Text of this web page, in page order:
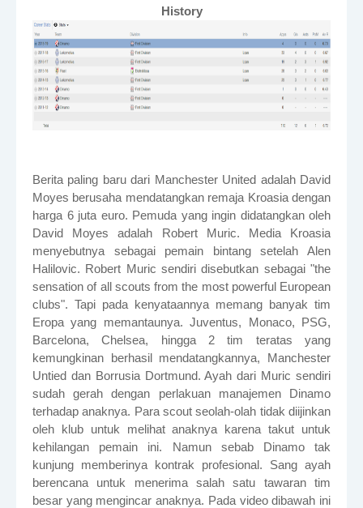
History
Berita paling baru dari Manchester United adalah David
Moyes berusaha mendatangkan remaja Kroasia dengan
harga 6 juta euro. Pemuda yang ingin didatangkan oleh
David Moyes adalah Robert Muric. Media Kroasia
menyebutnya sebagai pemain bintang setelah Alen
Halilovic. Robert Muric sendiri disebutkan sebagai "the
sensation of all scouts from the most powerful European
clubs". Tapi pada kenyataannya memang banyak tim
Eropa yang memantaunya. Juventus, Monaco, PSG,
Barcelona, Chelsea, hingga 2 tim teratas yang
kemungkinan berhasil mendatangkannya, Manchester
Untied dan Borrusia Dortmund. Ayah dari Muric sendiri
sudah gerah dengan perlakuan manajemen Dinamo
terhadap anaknya. Para scout seolah-olah tidak diijinkan
oleh klub untuk melihat anaknya karena takut untuk
kehilangan pemain ini. Namun sebab Dinamo tak
kunjung memberinya kontrak profesional. Sang ayah
berencana untuk menerima salah satu tawaran tim
besar yang mengincar anaknya. Pada video dibawah ini